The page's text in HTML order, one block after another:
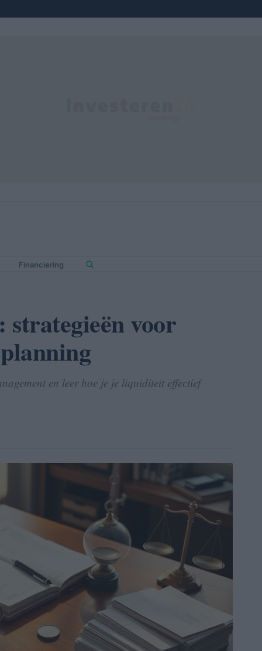
Financiering
voor
en leer hoe je je liquiditeit effectief